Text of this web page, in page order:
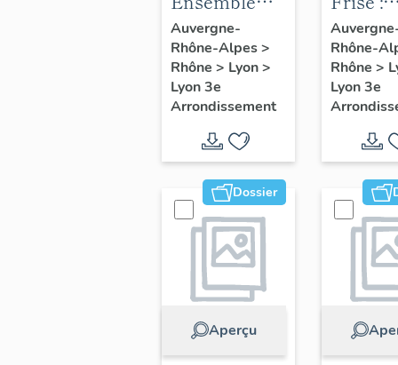
d'un bureau
et de deux
fauteuils du
bureau de
Marius
Berliet
Auvergne-
Rhône-Alpes>
Rhône > Lyon>
Lyon 3e
Arrondissement
Rhône-
Rhône >
Lyon 3e
Dossier
Aperçu